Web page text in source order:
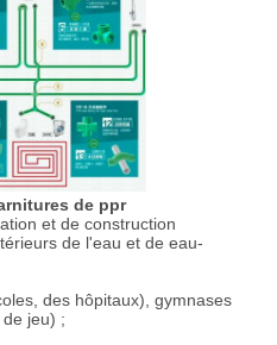
de ppr
et de construction
de l'eau et de eau-
des hôpitaux), gymnases
jeu) ;